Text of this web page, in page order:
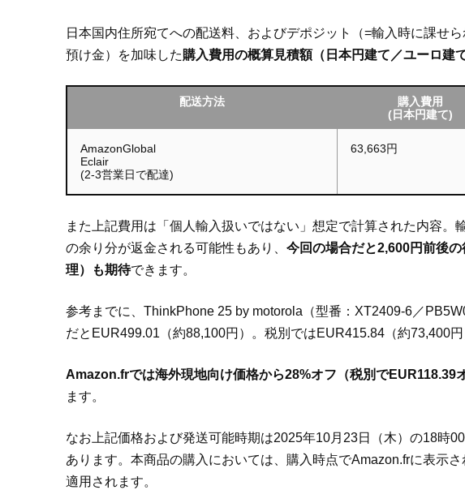
日本国内住所宛てへの配送料、およびデポジット（=輸入時に課せ
預け金）を加味した購入費用の概算見積額（日本円建て／ユーロ建
配送方法
購入費用
(日本円建て)
AmazonGlobal
Eclair
(2-3営業日で配達)
63,663円
また上記費用は「個人輸入扱いではない」想定で計算された内容。
の余り分が返金される可能性もあり、 今回の場合だと2,600円前後
理）も期待できます。
参考までに、ThinkPhone 25 by motorola（型番：XT2409-6／
だとEUR499.01（約88,100円）。税別ではEUR415.84（約73,400円
Amazon.frでは海外現地向け価格から28%オフ（税別でEUR118.39
ます。
なお上記価格および発送可能時期は2025年10月23日（木）の18時
あります。本商品の購入においては、購入時点でAmazon.frに表示
適用されます。